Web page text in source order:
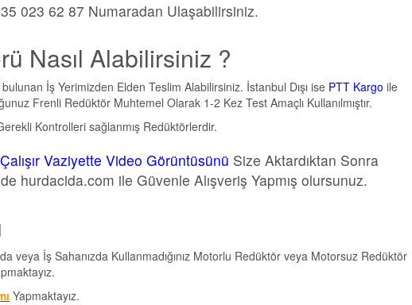
023 62 87 Numaradan Ulaşabilirsiniz.
Nasıl Alabilirsiniz ?
İş Yerimizden Elden Teslim Alabilirsiniz. İstanbul Dışı ise PTT Kargo ile
Frenli Redüktör Muhtemel Olarak 1-2 Kez Test Amaçlı Kullanılmıştır.
Kontrolleri sağlanmış Redüktörlerdir.
Çalışır Vaziyette Video Görüntüsünü Size Aktardıktan Sonra
hurdacida.com ile Güvenle Alışveriş Yapmış olursunuz.
da veya İş Sahanızda Kullanmadığınız Motorlu Redüktör veya Motorsuz Redüktör
Yapmaktayız.